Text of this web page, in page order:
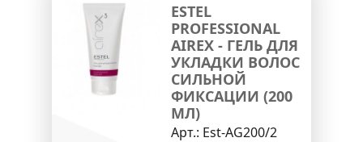
ESTEL
PROFESSIONAL
AIREX - ГЕЛЬ ДЛЯ
УКЛАДКИ ВОЛОС
СИЛЬНОЙ
ФИКСАЦИИ (200
МЛ)
Арт.: Est-AG200/2